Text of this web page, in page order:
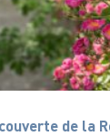
de la